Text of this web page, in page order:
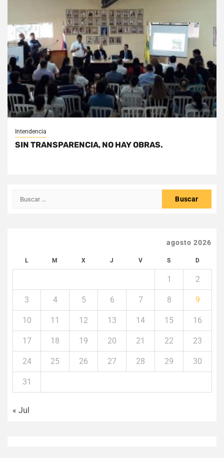
Intendencia
SIN TRANSPARENCIA, NO HAY OBRAS.
Buscar:
agosto 2026
L M X J V S D
1 2
3 4 5 6 7 8 9
10 11 12 13 14 15 16
17 18 19 20 21 22 23
24 25 26 27 28 29 30
31
« Jul